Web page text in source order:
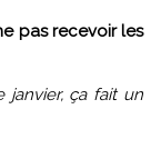
pas recevoir les
janvier, ça fait un